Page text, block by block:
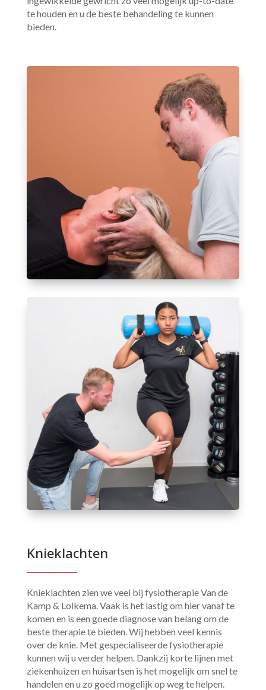
te houden en u de beste behandeling te kunnen
bieden.
Knieklachten
Knieklachten zien we veel bij fysiotherapie Van de
Kamp & Lolkema. Vaak is het lastig om hier vanaf te
komen en is een goede diagnose van belang om de
beste therapie te bieden. Wij hebben veel kennis
over de knie. Met gespecialiseerde fysiotherapie
kunnen wij u verder helpen. Dankzij korte lijnen met
ziekenhuizen en huisartsen is het mogelijk om snel te
handelen en u zo goed mogelijk op weg te helpen.